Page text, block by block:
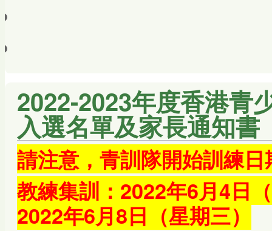
2022-2023年度香港青
入選名單及家長通知書
請注意，青訓隊開始訓練日
教練集訓：2022年6月4日
2022年6月8日（星期三）